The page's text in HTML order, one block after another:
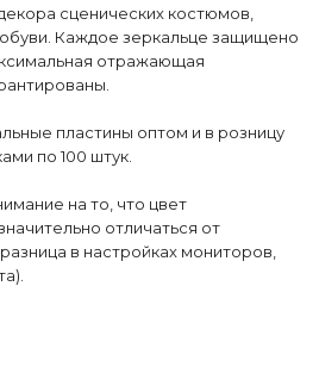
сценических костюмов,
Каждое зеркальце защищено
отражающая
пластины оптом и в розницу
по 100 штук.
на то, что цвет
отличаться от
в настройках мониторов,